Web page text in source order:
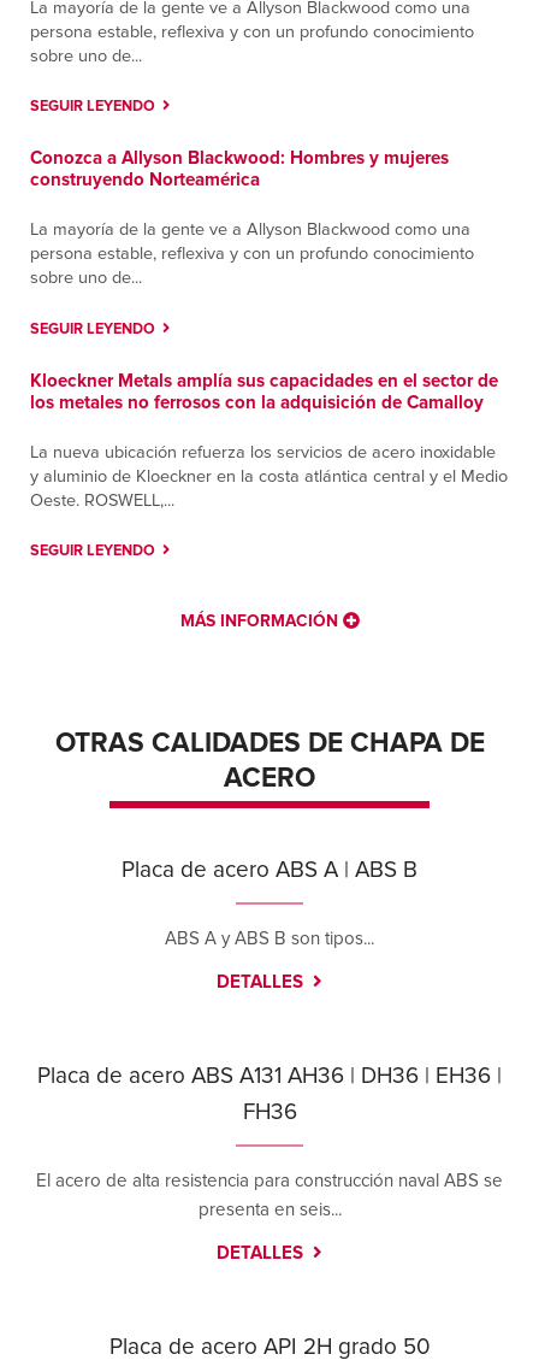
La mayoría de la gente ve a Allyson Blackwood como una
persona estable, reflexiva y con un profundo conocimiento
sobre uno de...
SEGUIR LEYENDO
Conozca a Allyson Blackwood: Hombres y mujeres
construyendo Norteamérica
La mayoría de la gente ve a Allyson Blackwood como una
persona estable, reflexiva y con un profundo conocimiento
sobre uno de...
SEGUIR LEYENDO
Kloeckner Metals amplía sus capacidades en el sector de
los metales no ferrosos con la adquisición de Camalloy
La nueva ubicación refuerza los servicios de acero inoxidable
y aluminio de Kloeckner en la costa atlántica central y el Medio
Oeste. ROSWELL,...
SEGUIR LEYENDO
MÁS INFORMACIÓN
OTRAS CALIDADES DE CHAPA DE
ACERO
Placa de acero ABS A | ABS B
ABS A y ABS B son tipos...
DETALLES
Placa de acero ABS A131 AH36 | DH36 | EH36 |
FH36
El acero de alta resistencia para construcción naval ABS se
presenta en seis...
DETALLES
Placa de acero API 2H grado 50